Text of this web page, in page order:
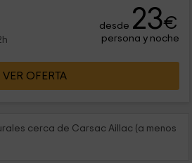
desde 23€
persona y noche
VER OFERTA
cerca de Carsac Aillac (a menos